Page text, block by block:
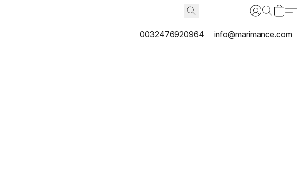
0032476920964 info@marimance.com